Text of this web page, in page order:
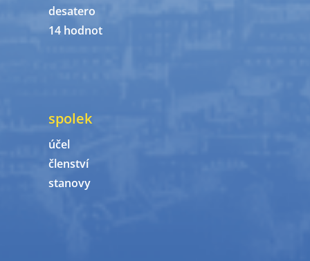
desatero
14 hodnot
spolek
účel
členství
stanovy